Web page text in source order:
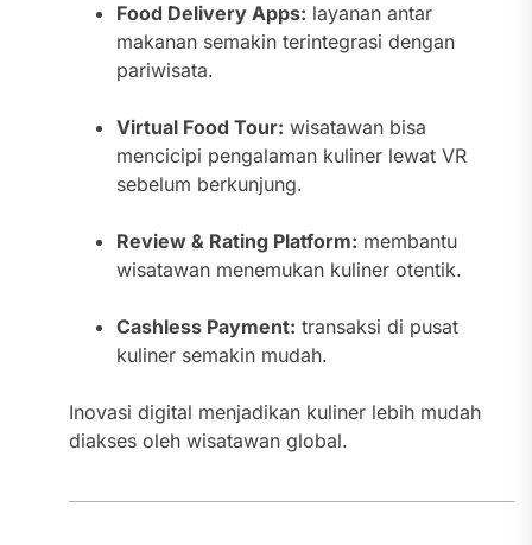
Food Delivery Apps: layanan antar
makanan semakin terintegrasi dengan
pariwisata.
Virtual Food Tour: wisatawan bisa
mencicipi pengalaman kuliner lewat VR
sebelum berkunjung.
Review & Rating Platform: membantu
wisatawan menemukan kuliner otentik.
Cashless Payment: transaksi di pusat
kuliner semakin mudah.
Inovasi digital menjadikan kuliner lebih mudah
diakses oleh wisatawan global.